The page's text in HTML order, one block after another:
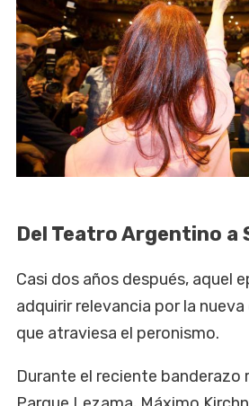
Del Teatro Argentino a
Casi dos años después, aquel
adquirir relevancia por la
que atraviesa el peronismo.
Durante el reciente banderazo